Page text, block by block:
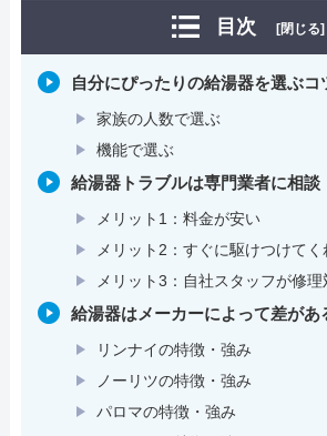
目次 [閉じる]
自分にぴったりの給湯器を選ぶコ
家族の人数で選ぶ
機能で選ぶ
給湯器トラブルは専門業者に相談
メリット1：料金が安い
メリット2：すぐに駆けつけてく
メリット3：自社スタッフが修
給湯器はメーカーによって差があ
リンナイの特徴・強み
ノーリツの特徴・強み
パロマの特徴・強み